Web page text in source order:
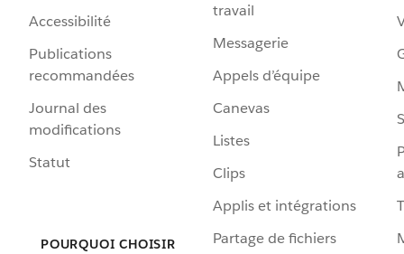
Accessibilité
Publications
recommandées
Journal des
modifications
Statut
POURQUOI CHOISIR
travail
Messagerie
Appels d’équipe
Canevas
Listes
Clips
Applis et intégrations
Partage de fichiers